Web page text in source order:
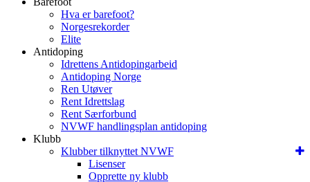
Hva er barefoot?
Norgesrekorder
Elite
Antidoping
Idrettens Antidopingarbeid
Antidoping Norge
Ren Utøver
Rent Idrettslag
Rent Særforbund
NVWF handlingsplan antidoping
Klubb
Klubber tilknyttet NVWF
Lisenser
Opprette ny klubb